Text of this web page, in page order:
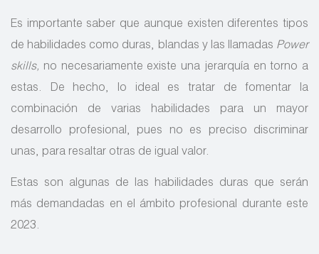
Es importante saber que aunque existen diferentes tipos
de habilidades como duras, blandas y las llamadas Power
skills, no necesariamente existe una jerarquía en torno a
estas. De hecho, lo ideal es tratar de fomentar la
combinación de varias habilidades para un mayor
desarrollo profesional, pues no es preciso discriminar
unas, para resaltar otras de igual valor.
Estas son algunas de las habilidades duras que serán
más demandadas en el ámbito profesional durante este
2023.